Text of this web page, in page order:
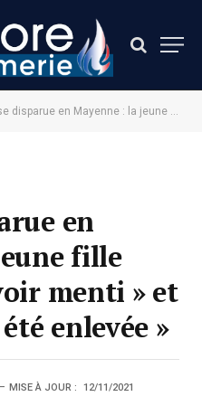
Mayenne : la jeune fille reconnaît « avoir menti » et « ne pas avoir été enlevée »
en
fille
menti » et
enlevée »
MISE À JOUR : 12/11/2021